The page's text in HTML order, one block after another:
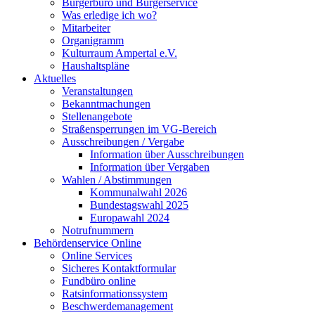
Bürgerbüro und Bürgerservice
Was erledige ich wo?
Mitarbeiter
Organigramm
Kulturraum Ampertal e.V.
Haushaltspläne
Aktuelles
Veranstaltungen
Bekanntmachungen
Stellenangebote
Straßensperrungen im VG-Bereich
Ausschreibungen / Vergabe
Information über Ausschreibungen
Information über Vergaben
Wahlen / Abstimmungen
Kommunalwahl 2026
Bundestagswahl 2025
Europawahl 2024
Notrufnummern
Behördenservice Online
Online Services
Sicheres Kontaktformular
Fundbüro online
Ratsinformationssystem
Beschwerdemanagement